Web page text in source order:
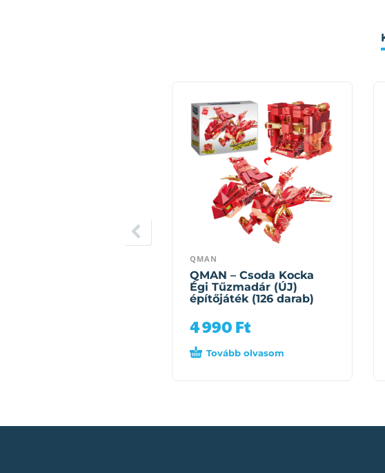
QMAN
QMAN – Csoda Kocka
Égi Tűzmadár (ÚJ)
építőjáték (126 darab)
4 990Ft
Tovább olvasom